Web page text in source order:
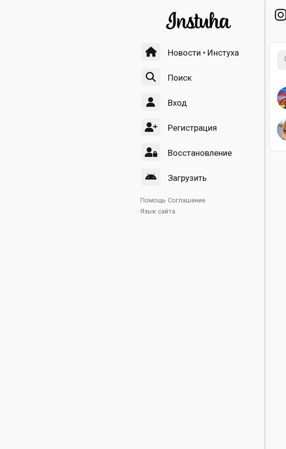
Новости • Инстуха
Поиск
Вход
Регистрация
Восстановление
Загрузить
Помощь Соглашение
Язык сайта